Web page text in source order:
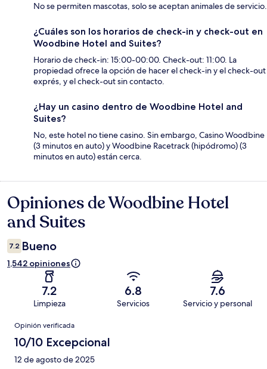
No se permiten mascotas, solo se aceptan animales de servicio.
¿Cuáles son los horarios de check-in y check-out en
Woodbine Hotel and Suites?
Horario de check-in: 15:00-00:00. Check-out: 11:00. La
propiedad ofrece la opción de hacer el check-in y el check-out
exprés, y el check-out sin contacto.
¿Hay un casino dentro de Woodbine Hotel and
Suites?
No, este hotel no tiene casino. Sin embargo, Casino Woodbine
(3 minutos en auto) y Woodbine Racetrack (hipódromo) (3
minutos en auto) están cerca.
Opiniones
Opiniones de Woodbine Hotel
and Suites
7.2 Bueno
1,542 opiniones
7.2
Limpieza
6.8
Servicios
7.6
Servicio y personal
Opiniones
Opinión verificada
10/10 Excepcional
12 de agosto de 2025